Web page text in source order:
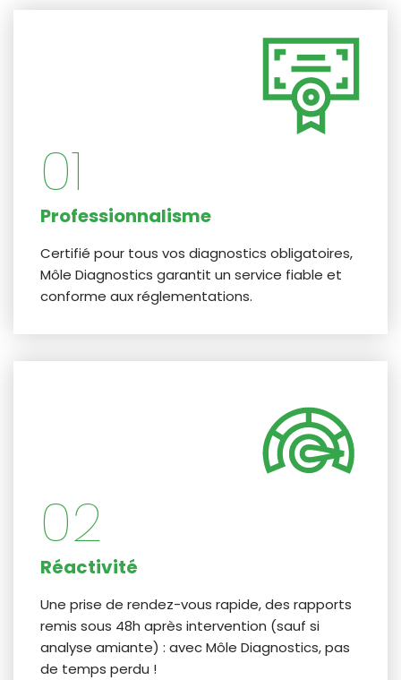
01
Professionnalisme
Certifié pour tous vos diagnostics obligatoires,
Môle Diagnostics garantit un service fiable et
conforme aux réglementations.
02
Réactivité
Une prise de rendez-vous rapide, des rapports
remis sous 48h après intervention (sauf si
analyse amiante) : avec Môle Diagnostics, pas
de temps perdu !